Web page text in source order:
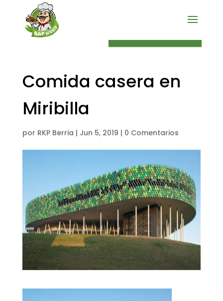
Comida casera en
Miribilla
por RKP Berria | Jun 5, 2019 | 0 Comentarios